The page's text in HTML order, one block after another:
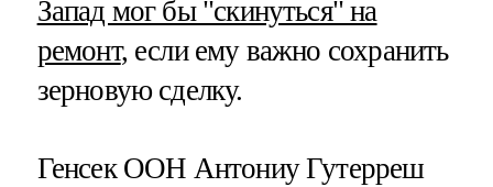
Запад мог бы "скинуться" на
ремонт, если ему важно сохранить
зерновую сделку.
Генсек ООН Антониу Гутерреш